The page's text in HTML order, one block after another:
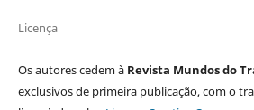
Licença
Os autores cedem à Revista Mundos do
exclusivos de primeira publicação, com o